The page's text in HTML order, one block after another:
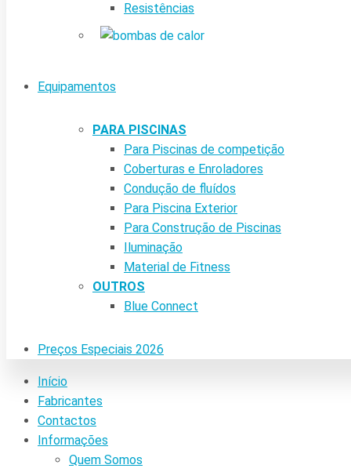
Resistências
Equipamentos
PARA PISCINAS
Para Piscinas de competição
Coberturas e Enroladores
Condução de fluídos
Para Piscina Exterior
Para Construção de Piscinas
Iluminação
Material de Fitness
OUTROS
Blue Connect
Preços Especiais 2026
Início
Fabricantes
Contactos
Informações
Quem Somos